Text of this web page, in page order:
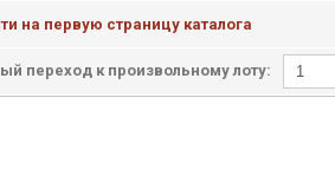
на первую страницу каталога
переход к произвольному лоту: